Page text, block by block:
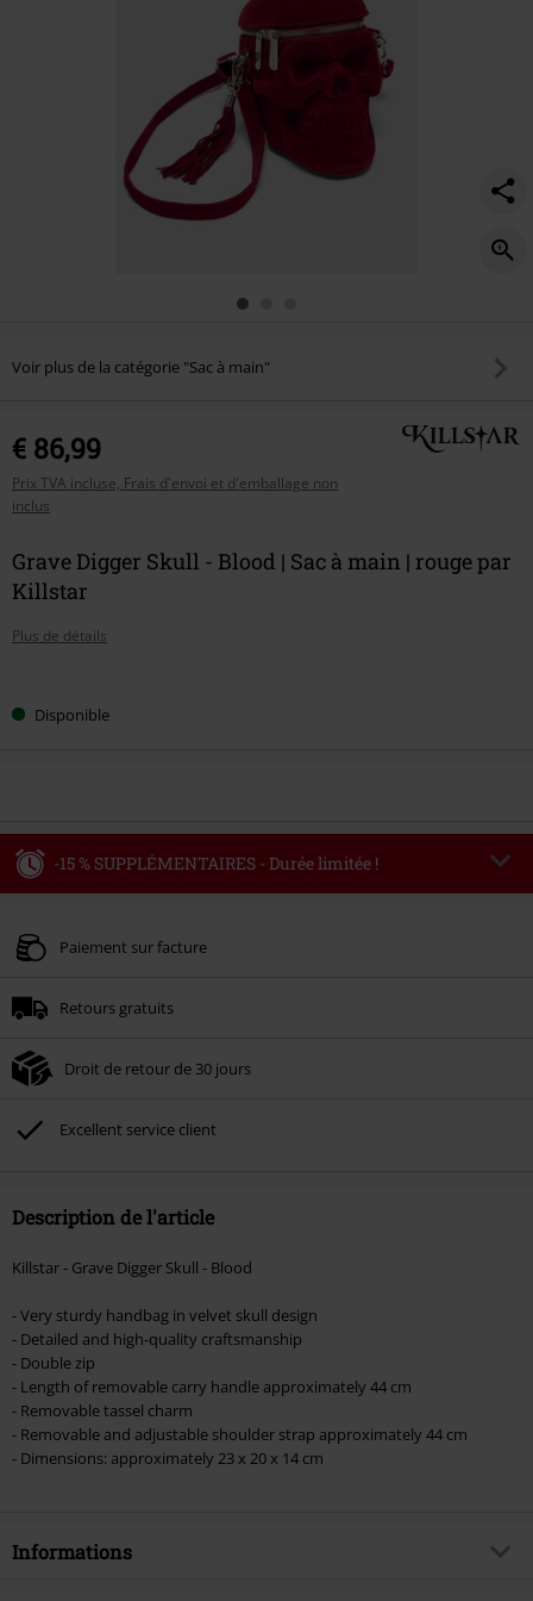
Voir plus de la catégorie "Sac à main"
€ 86,99
Prix TVA incluse, Frais d'envoi et d'emballage non
inclus
Grave Digger Skull - Blood | Sac à main | rouge par
Killstar
Plus de détails
votreDisponible
-15 % SUPPLÉMENTAIRES - Durée limitée !
Valable uniquement le 06/08/2026 du 16:00 au 23:59.
Une fois le code saisi, la réduction sera automatiquement déduite à la fin de
Non cumulable avec dautres promotions. Non valable sur : les livres, les
Broilers, Die Ärzte, Die Toten Hosen, Metality, les bons d'achat et les articles
incluant un don.
Paiement sur facture
Retours gratuits
Droit de retour de 30 jours
Excellent service client
Description de l'article
Killstar - Grave Digger Skull - Blood
- Very sturdy handbag in velvet skull design
- Detailed and high-quality craftsmanship
- Double zip
- Length of removable carry handle approximately 44 cm
- Removable tassel charm
- Removable and adjustable shoulder strap approximately 44 cm
- Dimensions: approximately 23 x 20 x 14 cm
Informations